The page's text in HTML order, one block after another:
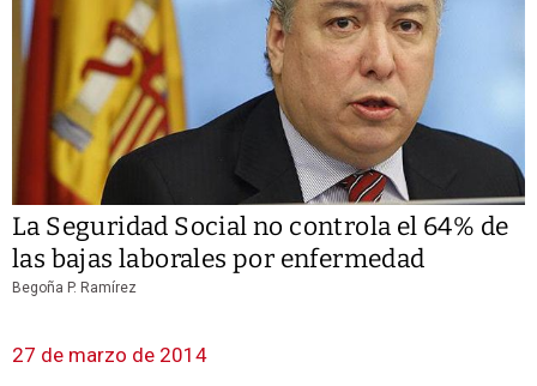
La Seguridad Social no controla el 64% de
las bajas laborales por enfermedad
Begoña P. Ramírez
27 de marzo de 2014